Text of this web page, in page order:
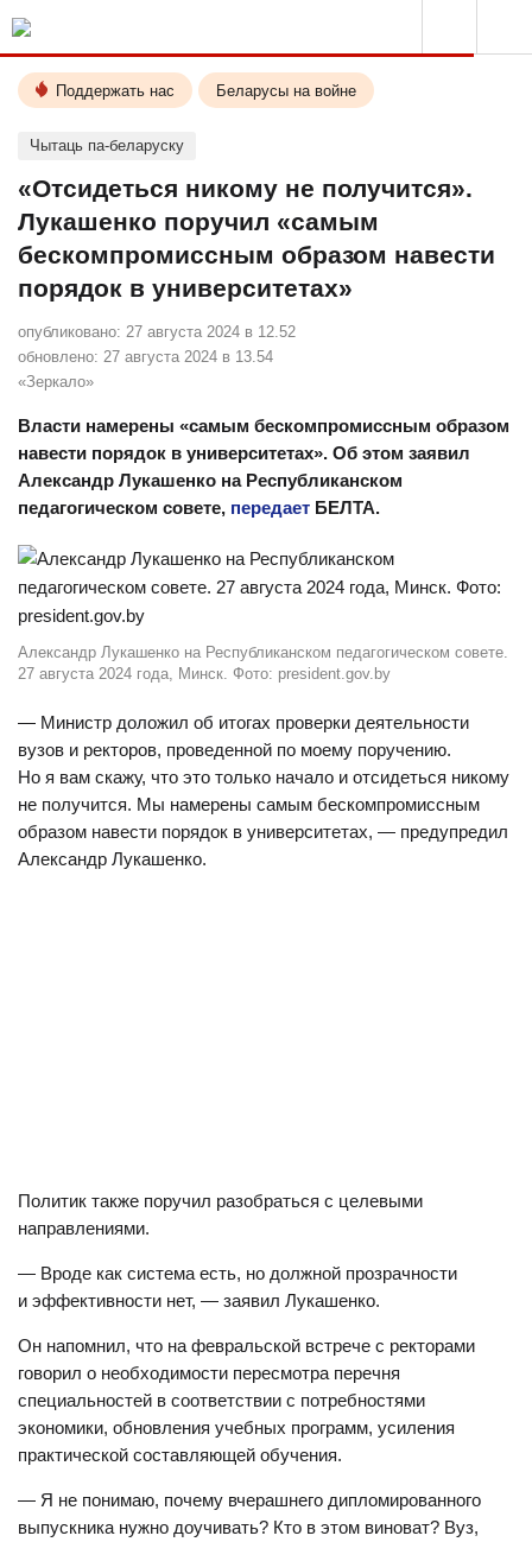
Поддержать нас Беларусы на войне
Чытаць па-беларуску
«Отсидеться никому не получится».
Лукашенко поручил «самым
бескомпромиссным образом навести
порядок в университетах»
опубликовано: 27 августа 2024 в 12.52
обновлено: 27 августа 2024 в 13.54
«Зеркало»
Власти намерены «самым бескомпромиссным образом
навести порядок в университетах». Об этом заявил
Александр Лукашенко на Республиканском
педагогическом совете, передает БЕЛТА.
Александр Лукашенко на Республиканском педагогическом совете.
27 августа 2024 года, Минск. Фото: president.gov.by
— Министр доложил об итогах проверки деятельности
вузов и ректоров, проведенной по моему поручению.
Но я вам скажу, что это только начало и отсидеться никому
не получится. Мы намерены самым бескомпромиссным
образом навести порядок в университетах, — предупредил
Александр Лукашенко.
Политик также поручил разобраться с целевыми
направлениями.
— Вроде как система есть, но должной прозрачности
и эффективности нет, — заявил Лукашенко.
Он напомнил, что на февральской встрече с ректорами
говорил о необходимости пересмотра перечня
специальностей в соответствии с потребностями
экономики, обновления учебных программ, усиления
практической составляющей обучения.
— Я не понимаю, почему вчерашнего дипломированного
выпускника нужно доучивать? Кто в этом виноват? Вуз,